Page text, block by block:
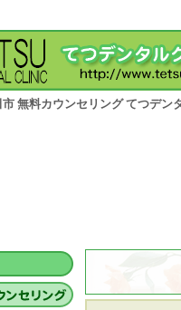
無料カウンセリング てつデン